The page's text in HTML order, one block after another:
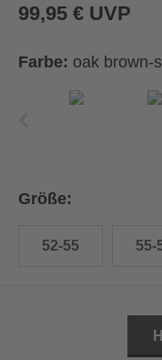
99,95 € UVP
Farbe: oak brown-
Größe:
52-55 55-